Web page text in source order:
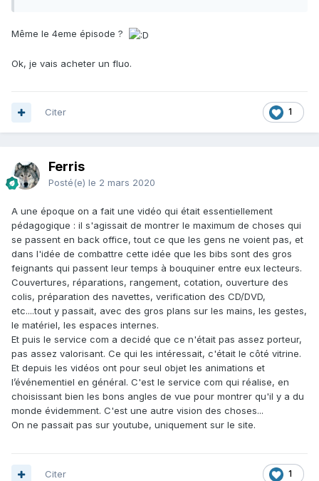
Même le 4eme épisode ?
Ok, je vais acheter un fluo.
1
Citer
Ferris
Posté(e) le 2 mars 2020
A une époque on a fait une vidéo qui était essentiellement
pédagogique : il s'agissait de montrer le maximum de choses qui
se passent en back office, tout ce que les gens ne voient pas, et
dans l'idée de combattre cette idée que les bibs sont des gros
feignants qui passent leur temps à bouquiner entre eux lecteurs.
Couvertures, réparations, rangement, cotation, ouverture des
colis, préparation des navettes, verification des CD/DVD,
etc....tout y passait, avec des gros plans sur les mains, les gestes,
le matériel, les espaces internes.
Et puis le service com a decidé que ce n'était pas assez porteur,
pas assez valorisant. Ce qui les intéressait, c'était le côté vitrine.
Et depuis les vidéos ont pour seul objet les animations et
l’événementiel en général. C'est le service com qui réalise, en
choisissant bien les bons angles de vue pour montrer qu'il y a du
monde évidemment. C'est une autre vision des choses...
On ne passait pas sur youtube, uniquement sur le site.
1
Citer